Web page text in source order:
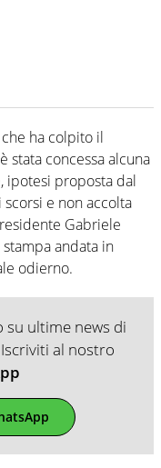
ha colpito il
stata concessa alcuna
ipotesi proposta dal
e non accolta
Gabriele
andata in
odierno.
su ultime news di
al nostro